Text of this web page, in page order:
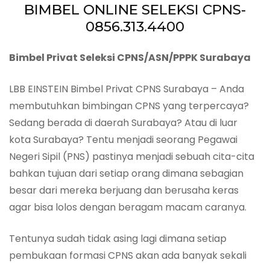
BIMBEL ONLINE SELEKSI CPNS-
0856.313.4400
Bimbel Privat Seleksi CPNS/ASN/PPPK Surabaya
LBB EINSTEIN Bimbel Privat CPNS Surabaya – Anda
membutuhkan bimbingan CPNS yang terpercaya?
Sedang berada di daerah Surabaya? Atau di luar
kota Surabaya? Tentu menjadi seorang Pegawai
Negeri Sipil (PNS) pastinya menjadi sebuah cita-cita
bahkan tujuan dari setiap orang dimana sebagian
besar dari mereka berjuang dan berusaha keras
agar bisa lolos dengan beragam macam caranya.
Tentunya sudah tidak asing lagi dimana setiap
pembukaan formasi CPNS akan ada banyak sekali